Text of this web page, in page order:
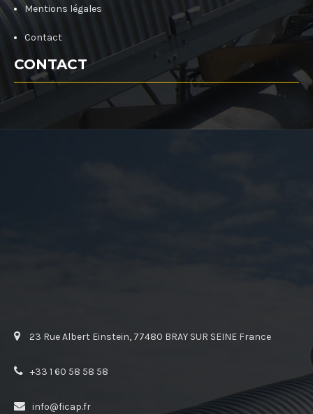
Mentions légales
Contact
CONTACT
23 Rue Albert Einstein, 77480 BRAY SUR SEINE France
+33 1 60 58 58 58
info@ficap.fr